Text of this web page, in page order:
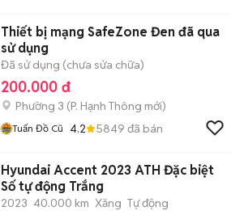
Thiết bị mạng SafeZone Đen đã qua
sử dụng
Đã sử dụng (chưa sửa chữa)
200.000 đ
Phường 3 (P. Hạnh Thông mới)
Tuấn Đồ Cũ 4.2 5849 đã bán
Hyundai Accent 2023 ATH Đặc biệt
Số tự động Trắng
2023 40.000 km Xăng Tự động